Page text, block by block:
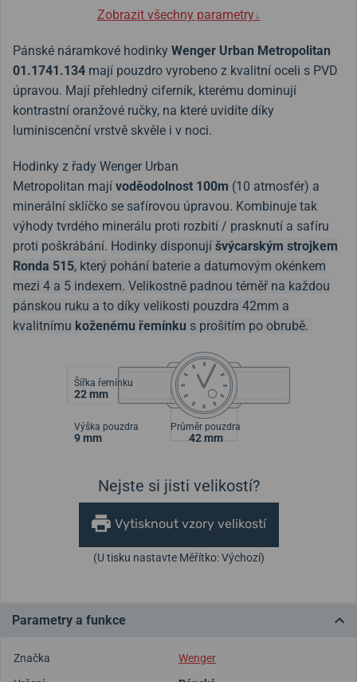
Zobrazit všechny parametry↓
Pánské náramkové hodinky Wenger Urban Metropolitan
01.1741.134 mají pouzdro vyrobeno z kvalitní oceli s PVD
úpravou. Mají přehledný ciferník, kterému dominují
kontrastní oranžové ručky, na které uvidíte díky
luminiscenční vrstvě skvěle i v noci.
Hodinky z řady Wenger Urban
Metropolitan mají voděodolnost 100m (10 atmosfér) a
minerální sklíčko se safírovou úpravou. Kombinuje tak
výhody tvrdého minerálu proti rozbití / prasknutí a safíru
proti poškrábání. Hodinky disponují švýcarským strojkem
Ronda 515, který pohání baterie a datumovým okénkem
mezi 4 a 5 indexem. Velikostně padnou téměř na každou
pánskou ruku a to díky velikosti pouzdra 42mm a
kvalitnímu koženému řemínku s prošitím po obrubě.
Šířka řemínku
22 mm
Výška pouzdra
9 mm
Průměr pouzdra
42 mm
Nejste si jisti velikostí?
Vytisknout vzory velikostí
(U tisku nastavte Měřítko: Výchozí)
Parametry a funkce
Značka
Wenger